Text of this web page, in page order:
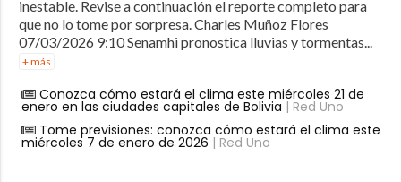
inestable. Revise a continuación el reporte completo para
que no lo tome por sorpresa. Charles Muñoz Flores
07/03/2026 9:10 Senamhi pronostica lluvias y tormentas...
+ más
Conozca cómo estará el clima este miércoles 21 de
enero en las ciudades capitales de Bolivia | Red Uno
Tome previsiones: conozca cómo estará el clima este
miércoles 7 de enero de 2026 | Red Uno